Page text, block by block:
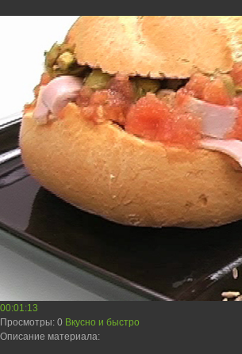
00:01:13
Просмотры: 0 Вкусно и быстро
Описание материала: